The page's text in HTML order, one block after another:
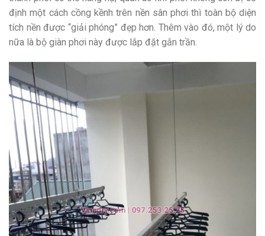
định một cách cồng kềnh trên nền sân phơi thì toàn bộ diện
tích nền được “giải phóng” đẹp hơn. Thêm vào đó, một lý do
nữa là bộ giàn phơi này được lắp đặt gắn trần.